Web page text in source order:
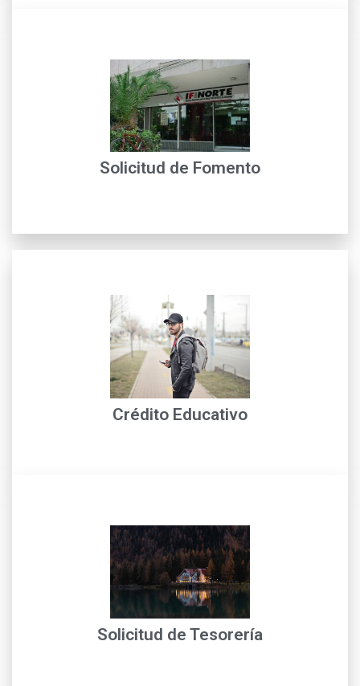
Solicitud de Fomento
Nuestros clientes podrán acceder a créditos de
Fomento para financiar inversiones en proyectos que
contribuyan al mejoramiento de la calidad de vida...
leer más
Crédito Educativo
Solicitud de crédito educativo, para mayor información
con nuestros financieros de crédito con Técnico
Operativo
leer más
Solicitud de Tesorería
Es la solución a corto plazo para atender situaciones
temporales de liquidez de nuestros clientes. Las
entidades descentralizadas y entes territoriales...
leer más